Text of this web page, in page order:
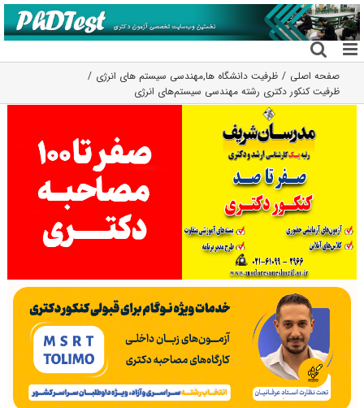
رفتن
به
محتوا
صفحه اصلی ظرفیت دانشگاه ها,مهندسی سیستم های انرژی
ظرفیت کنکور دکتری رشته مهندسی سیستم‌های انرژی